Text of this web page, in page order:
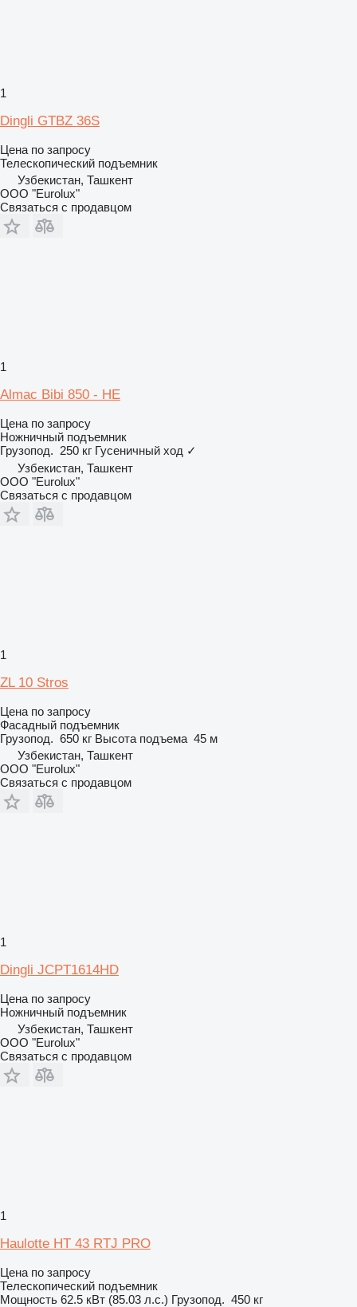
1
Dingli GTBZ 36S
Цена по запросу
Телескопический подъемник
Узбекистан, Ташкент
ООО "Eurolux"
Связаться с продавцом
1
Almac Bibi 850 - HE
Цена по запросу
Ножничный подъемник
Грузопод. 250 кг Гусеничный ход ✓
Узбекистан, Ташкент
ООО "Eurolux"
Связаться с продавцом
1
ZL 10 Stros
Цена по запросу
Фасадный подъемник
Грузопод. 650 кг Высота подъема 45 м
Узбекистан, Ташкент
ООО "Eurolux"
Связаться с продавцом
1
Dingli JCPT1614HD
Цена по запросу
Ножничный подъемник
Узбекистан, Ташкент
ООО "Eurolux"
Связаться с продавцом
1
Haulotte HT 43 RTJ PRO
Цена по запросу
Телескопический подъемник
Мощность 62.5 кВт (85.03 л.с.) Грузопод. 450 кг